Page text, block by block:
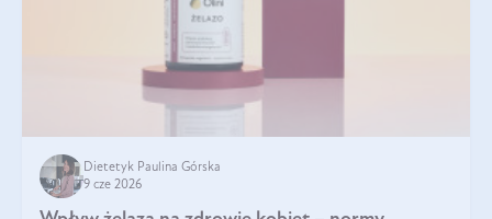
Dietetyk Paulina Górska
9 cze 2026